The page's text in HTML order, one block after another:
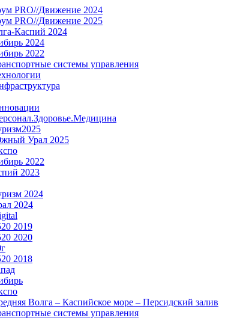
PRO//Движение 2024
PRO//Движение 2025
Каспий 2024
2024
2022
системы управления
Урал 2025
2022
2023
2024
2024
2019
2020
2018
Волга – Каспийское море – Персидский залив
системы управления